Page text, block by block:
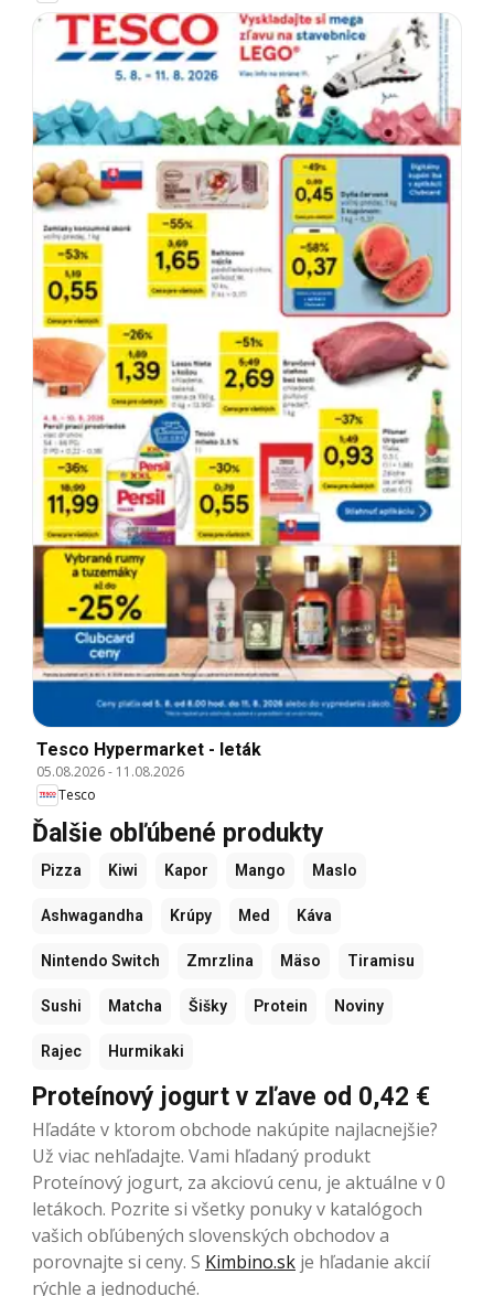
Tesco Hypermarket - leták
05.08.2026- 11.08.2026
Tesco
Ďalšie obľúbené produkty
Pizza Kiwi Kapor Mango Maslo
Ashwagandha Krúpy Med Káva
Nintendo Switch Zmrzlina Mäso Tiramisu
Sushi Matcha Šišky Protein Noviny
Rajec Hurmikaki
Proteínový jogurt v zľave od 0,42 €
Hľadáte v ktorom obchode nakúpite najlacnejšie?
Už viac nehľadajte. Vami hľadaný produkt
Proteínový jogurt, za akciovú cenu, je aktuálne v 0
letákoch. Pozrite si všetky ponuky v katalógoch
vašich obľúbených slovenských obchodov a
porovnajte si ceny. S Kimbino.sk je hľadanie akcií
rýchle a jednoduché.